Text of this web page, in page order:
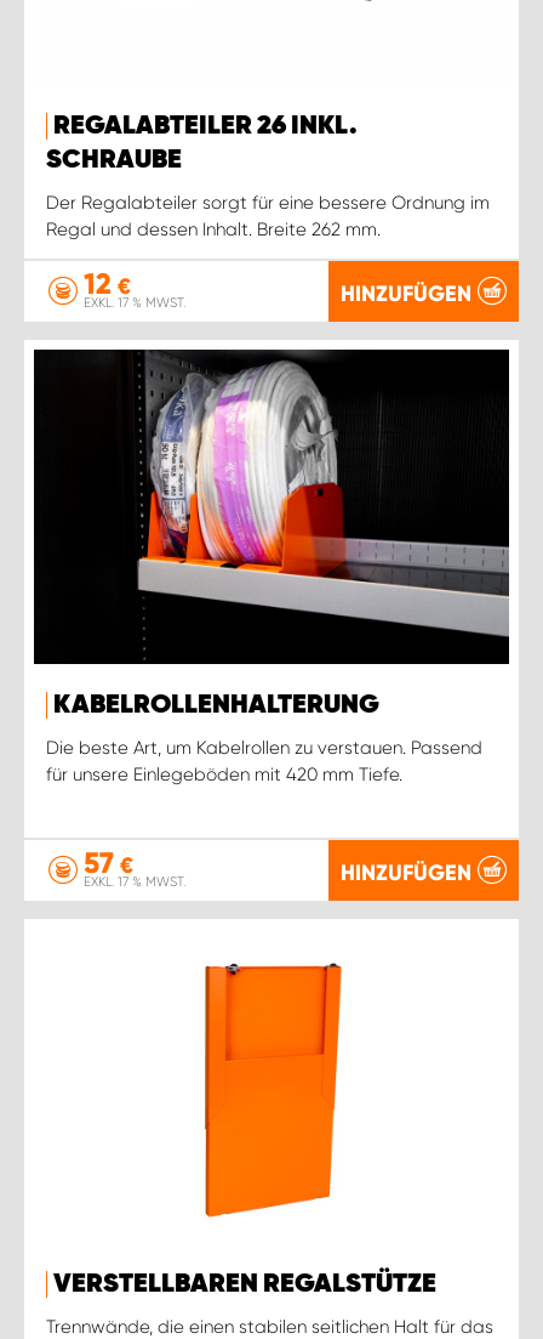
REGALABTEILER 26 INKL.
SCHRAUBE
Der Regalabteiler sorgt für eine bessere Ordnung im
Regal und dessen Inhalt. Breite 262 mm.
12 €
EXKL. 17 % MWST. HINZUFÜGEN
KABELROLLENHALTERUNG
Die beste Art, um Kabelrollen zu verstauen. Passend
für unsere Einlegeböden mit 420 mm Tiefe.
57 €
EXKL. 17 % MWST. HINZUFÜGEN
VERSTELLBAREN REGALSTÜTZE
Trennwände, die einen stabilen seitlichen Halt für das